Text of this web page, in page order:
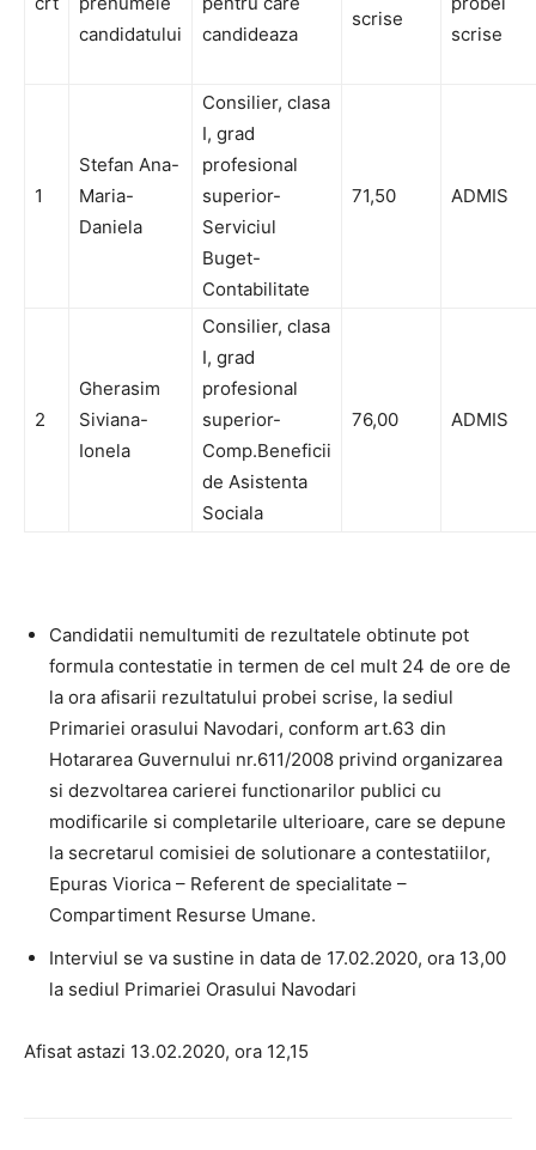
candidatului
candideaza
scrise
scrise
1
Stefan Ana-
Maria-
Daniela
Consilier, clasa
I, grad
profesional
superior-
Serviciul
Buget-
Contabilitate
71,50 ADMIS
2
Gherasim
Siviana-
Ionela
Consilier, clasa
I, grad
profesional
superior-
Comp.Beneficii
de Asistenta
Sociala
76,00 ADMIS
Candidatii nemultumiti de rezultatele obtinute pot
formula contestatie in termen de cel mult 24 de ore de
la ora afisarii rezultatului probei scrise, la sediul
Primariei orasului Navodari, conform art.63 din
Hotararea Guvernului nr.611/2008 privind organizarea
si dezvoltarea carierei functionarilor publici cu
modificarile si completarile ulterioare, care se depune
la secretarul comisiei de solutionare a contestatiilor,
Epuras Viorica – Referent de specialitate –
Compartiment Resurse Umane.
Interviul se va sustine in data de 17.02.2020, ora 13,00
la sediul Primariei Orasului Navodari
Afisat astazi 13.02.2020, ora 12,15